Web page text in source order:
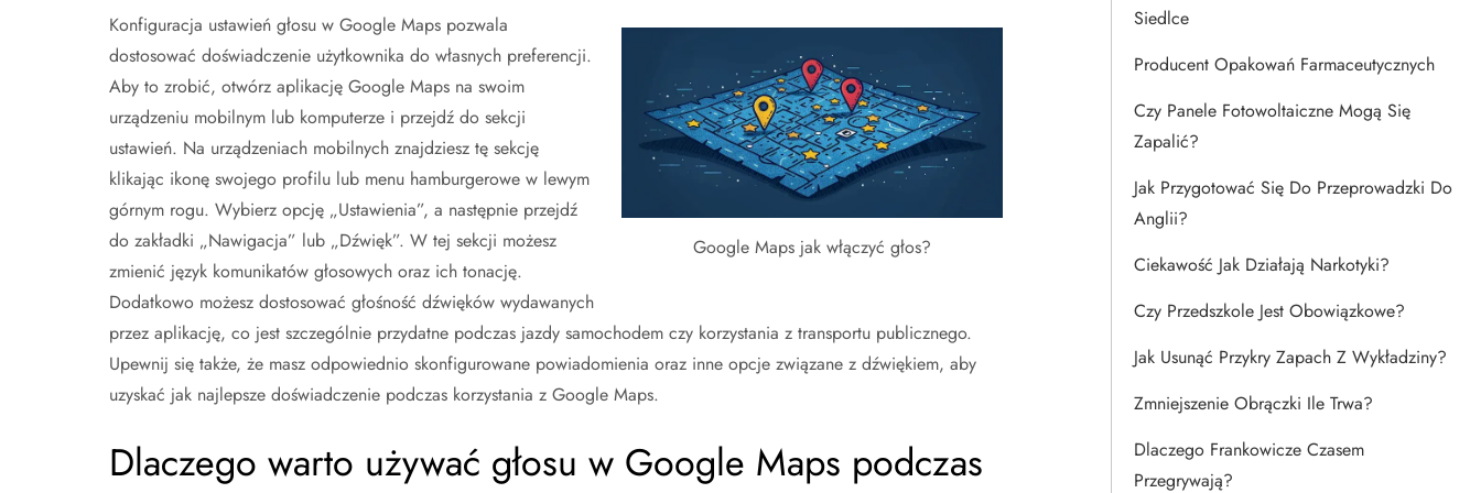
Google Maps jak włączyć głos?
Konfiguracja ustawień głosu w Google Maps pozwala
dostosować doświadczenie użytkownika do własnych preferencji.
Aby to zrobić, otwórz aplikację Google Maps na swoim
urządzeniu mobilnym lub komputerze i przejdź do sekcji
ustawień. Na urządzeniach mobilnych znajdziesz tę sekcję
klikając ikonę swojego profilu lub menu hamburgerowe w lewym
górnym rogu. Wybierz opcję „Ustawienia”, a następnie przejdź
do zakładki „Nawigacja” lub „Dźwięk”. W tej sekcji możesz
zmienić język komunikatów głosowych oraz ich tonację.
Dodatkowo możesz dostosować głośność dźwięków wydawanych
przez aplikację, co jest szczególnie przydatne podczas jazdy samochodem czy korzystania z transportu publicznego.
Upewnij się także, że masz odpowiednio skonfigurowane powiadomienia oraz inne opcje związane z dźwiękiem, aby
uzyskać jak najlepsze doświadczenie podczas korzystania z Google Maps.
Dlaczego warto używać głosu w Google Maps podczas
Siedlce
Producent Opakowań Farmaceutycznych
Czy Panele Fotowoltaiczne Mogą Się
Zapalić?
Jak Przygotować Się Do Przeprowadzki Do
Anglii?
Ciekawość Jak Działają Narkotyki?
Czy Przedszkole Jest Obowiązkowe?
Jak Usunąć Przykry Zapach Z Wykładziny?
Zmniejszenie Obrączki Ile Trwa?
Dlaczego Frankowicze Czasem
Przegrywają?